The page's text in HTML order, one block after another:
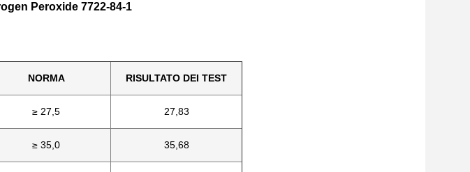
Peroxide 7722-84-1
NORMA RISULTATO DEI TEST
≥ 27,5 27,83
≥ 35,0 35,68